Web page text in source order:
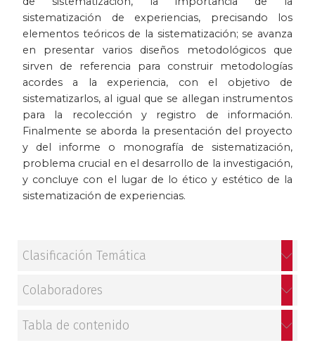
Patrimonio
Periodismo
Política y gobierno
Posconflicto
Psicología
Violencia
sistematización de experiencias, precisando los
elementos teóricos de la sistematización; se avanza
en presentar varios diseños metodológicos que
sirven de referencia para construir metodologías
acordes a la experiencia, con el objetivo de
sistematizarlos, al igual que se allegan instrumentos
para la recolección y registro de información.
Finalmente se aborda la presentación del proyecto
y del informe o monografía de sistematización,
problema crucial en el desarrollo de la investigación,
y concluye con el lugar de lo ético y estético de la
sistematización de experiencias.
Clasificación Temática
Colaboradores
Tabla de contenido